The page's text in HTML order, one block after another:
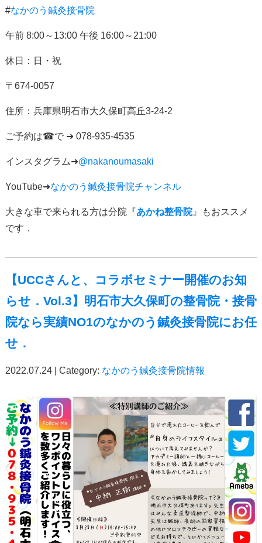
#なかのう鍼灸接骨院
午前8:00～ 13:00 午後 16:00～ 21:00
休日：日・祝
〒 674-0057
住所： 兵庫県明石市大久保町高丘3-24-2
ご予約は☎で➜ 078-935-4535
インスタグラム➜@nakanoumasaki
YouTube➜なかのう鍼灸接骨院チャンネル
大きな車で来られる方は分院『あかね整骨院』もおススメ
です．
【UCCさんと、コラボセミナー開催のお知
らせ．Vol.3】明石市大久保町の整骨院・接骨
院なら実績NO1のなかのう鍼灸接骨院にお任
せ．
2022.07.24 | Category: なかのう鍼灸接骨院情報